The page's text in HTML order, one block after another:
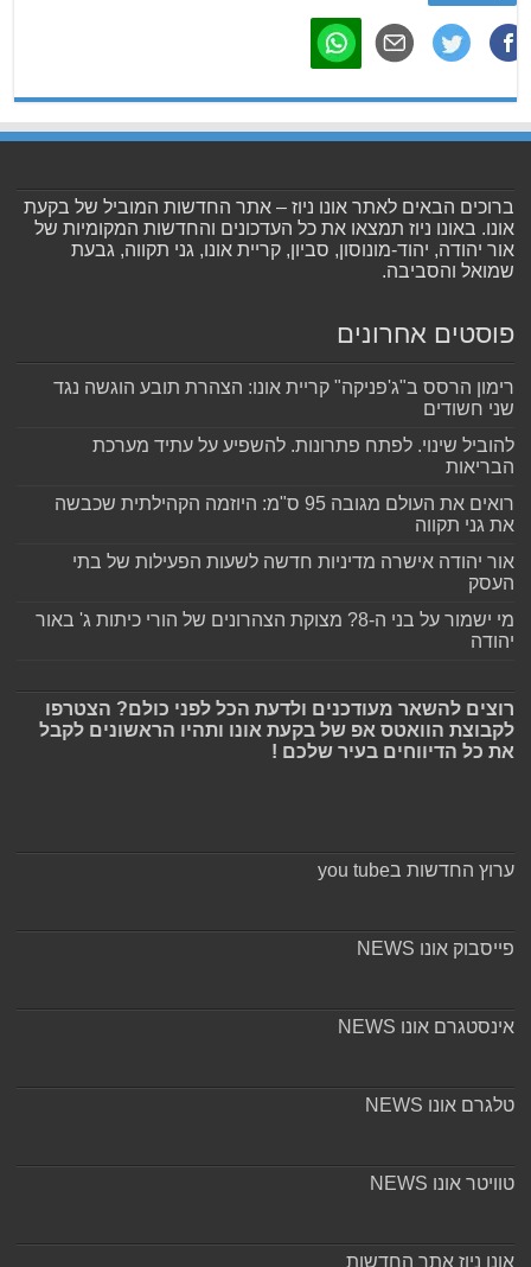
ברוכים הבאים לאתר אונו ניוז – אתר החדשות המוביל של בקעת
אונו. באונו ניוז תמצאו את כל העדכונים והחדשות המקומיות של
אור יהודה, יהוד-מונוסון, סביון, קריית אונו, גני תקווה, גבעת
שמואל והסביבה.
פוסטים אחרונים
רימון הרסס ב"ג'פניקה" קריית אונו: הצהרת תובע הוגשה נגד
שני חשודים
להוביל שינוי. לפתח פתרונות. להשפיע על עתיד מערכת
הבריאות
רואים את העולם מגובה 95 ס"מ: היוזמה הקהילתית שכבשה
את גני תקווה
אור יהודה אישרה מדיניות חדשה לשעות הפעילות של בתי
העסק
מי ישמור על בני ה-8? מצוקת הצהרונים של הורי כיתות ג' באור
יהודה
רוצים להשאר מעודכנים ולדעת הכל לפני כולם? הצטרפו
לקבוצת הוואטס אפ של בקעת אונו ותהיו הראשונים לקבל
את כל הדיווחים בעיר שלכם !
ערוץ החדשות בyou tube
פייסבוק אונו NEWS
אינסטגרם אונו NEWS
טלגרם אונו NEWS
טוויטר אונו NEWS
אונו ניוז אתר החדשות